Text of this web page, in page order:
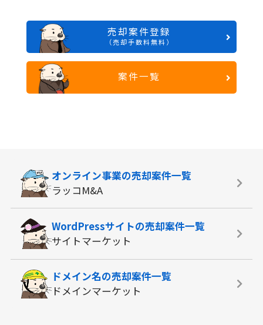
売却案件登録
（売却手数料無料）
案件一覧
オンライン事業の売却案件一覧
ラッコM&A
WordPressサイトの売却案件一覧
サイトマーケット
ドメイン名の売却案件一覧
ドメインマーケット